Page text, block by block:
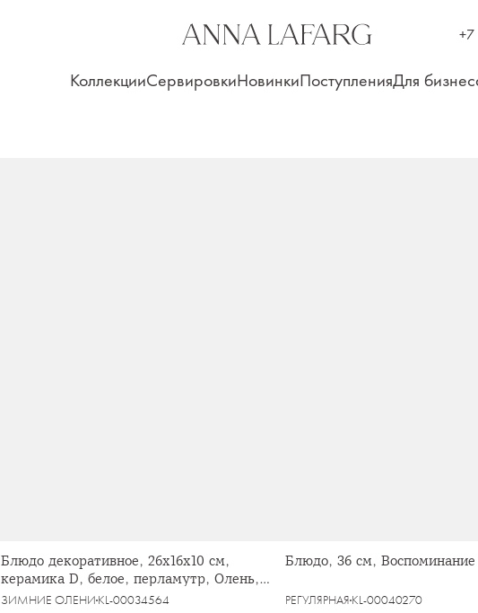
КоллекцииСервировкиНовинкиПоступленияДля
Блюдо декоративное, 26х16х10 см,
керамика D, белое, перламутр, Олень,
Maral grey
ЗИМНИЕ ОЛЕНИKL-00034564
Блюдо, 36 см, Воспоминание
РЕГУЛЯРНАЯKL-00040270